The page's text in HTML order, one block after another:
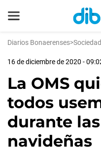
Diarios Bonaerenses>Sociedad
16 de diciembre de 2020 -
La OMS
todos
durante
navideñas